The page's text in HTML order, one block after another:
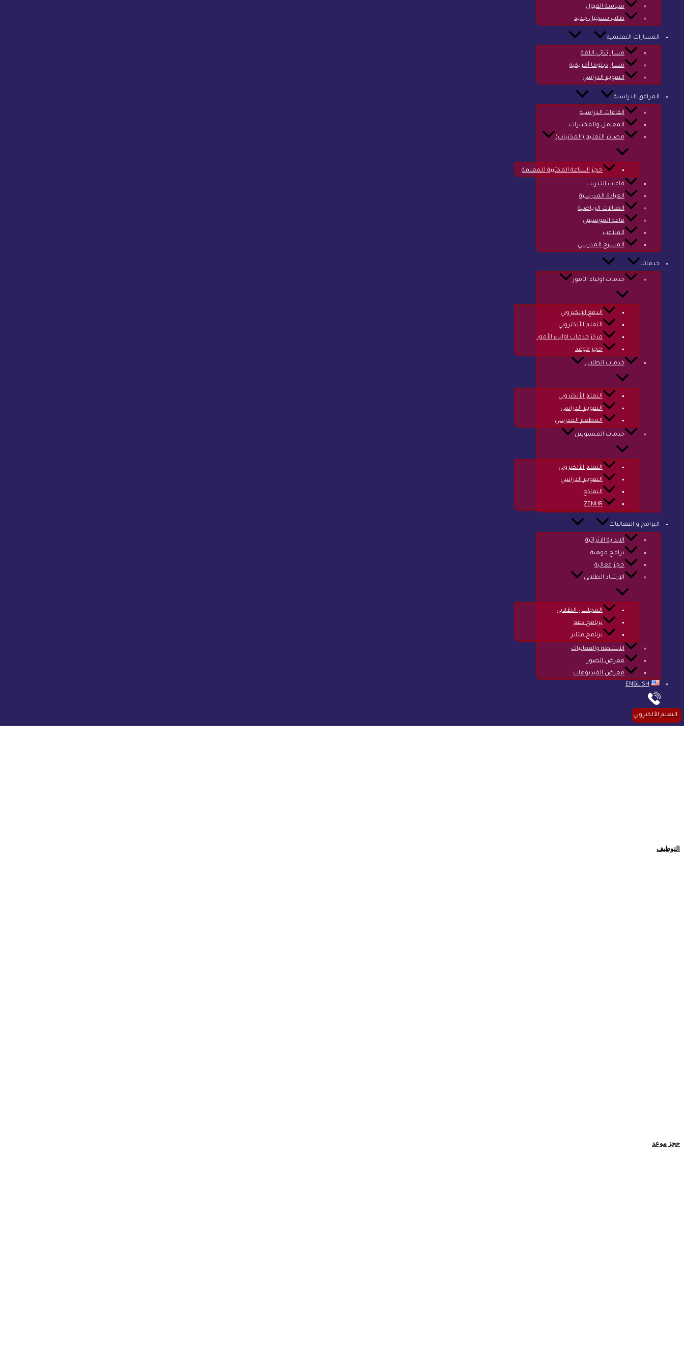
سياسة القبول
طلب تسجيل جديد
المسارات التعليمية
مسار ثنائي اللغة
مسار دبلوما أمريكية
التقويم الدراسي
المرافق الدراسية
القاعات الدراسية
المعامل والمختبرات
مصادر التعليم (المكتبات)
حجز الساعة المكتبية للمعلمة
قاعات التدريب
العيادة المدرسية
الصالات الرياضية
قاعة الموسيقى
الملاعب
المسرح المدرسي
خدماتنا
خدمات اولياء الأمور
الدفع الإلكتروني
التعلم الألكتروني
مركز خدمات اولياء الأمور
حجز موعد
خدمات الطلاب
التعلم الألكتروني
التقويم الدراسي
المطعم المدرسي
خدمات المنسوبين
التعلم الألكتروني
التقويم الدراسي
النماذج
ZENHR
البرامج و الفعاليات
الانداية الاثرائية
برامج موهبة
حجز فعالية
الإرشاد الطلابي
المجلس الطلابي
برنامج دعم
برنامج مثابر
الأنشطة والفعاليات
معرض الصور
معرض الفيديوهات
ENGLISH
التعلم الألكتروني
طلب تسجيل
الدفع الالكتروني
التوظيف
حجز موعد